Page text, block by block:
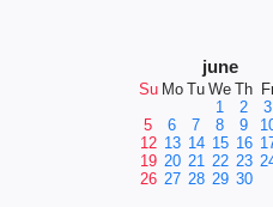
june
Su Mo Tu We Th
1
2 3
5
6 7 8 9
12 13 14 15 16
19 20 21 22 23
26 27 28 29 30